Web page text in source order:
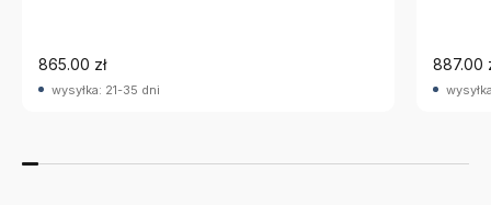
865.00 zł
wysyłka: 21-35 dni
887.00